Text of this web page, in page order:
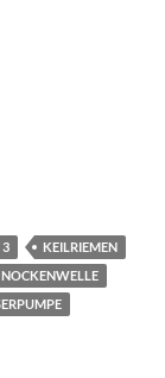
3 1.6 mit 75PS
3
KEILRIEMEN
NOCKENWELLE